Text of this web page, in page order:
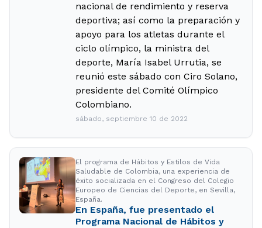
nacional de rendimiento y reserva
deportiva; así como la preparación y
apoyo para los atletas durante el
ciclo olímpico, la ministra del
deporte, María Isabel Urrutia, se
reunió este sábado con Ciro Solano,
presidente del Comité Olímpico
Colombiano.
sábado, septiembre 10 de 2022
El programa de Hábitos y Estilos de Vida
Saludable de Colombia, una experiencia de
éxito socializada en el Congreso del Colegio
Europeo de Ciencias del Deporte, en Sevilla,
España.
En España, fue presentado el
Programa Nacional de Hábitos y